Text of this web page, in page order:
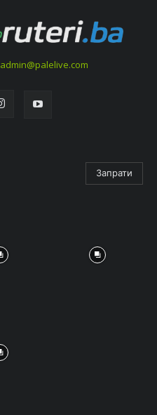
admin@palelive.com
Запрати